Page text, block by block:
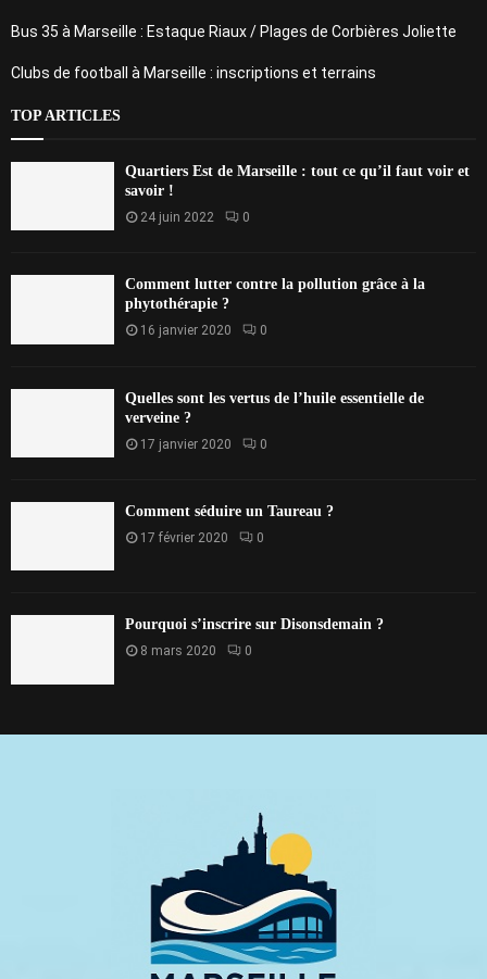
Bus 35 à Marseille : Estaque Riaux / Plages de Corbières Joliette
Clubs de football à Marseille : inscriptions et terrains
TOP ARTICLES
Quartiers Est de Marseille : tout ce qu’il faut voir et
savoir !
24 juin 2022 0
Comment lutter contre la pollution grâce à la
phytothérapie ?
16 janvier 2020 0
Quelles sont les vertus de l’huile essentielle de
verveine ?
17 janvier 2020 0
Comment séduire un Taureau ?
17 février 2020 0
Pourquoi s’inscrire sur Disonsdemain ?
8 mars 2020 0